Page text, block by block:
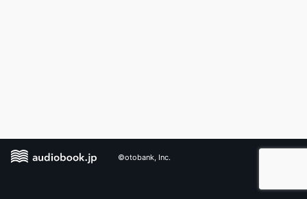
©otobank, Inc.